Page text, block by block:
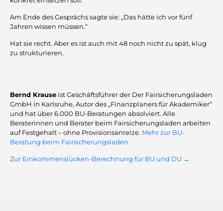
Am Ende des Gesprächs sagte sie: „Das hätte ich vor fünf
Jahren wissen müssen.“
Hat sie recht. Aber es ist auch mit 48 noch nicht zu spät, klug
zu strukturieren.
Bernd Krause ist Geschäftsführer der Der Fairsicherungsladen
GmbH in Karlsruhe, Autor des „Finanzplaners für Akademiker“
und hat über 6.000 BU-Beratungen absolviert. Alle
Beraterinnen und Berater beim Fairsicherungsladen arbeiten
auf Festgehalt – ohne Provisionsanreize. Mehr zur BU-
Beratung beim Fairsicherungsladen.
Zur Einkommenslücken-Berechnung für BU und DU →